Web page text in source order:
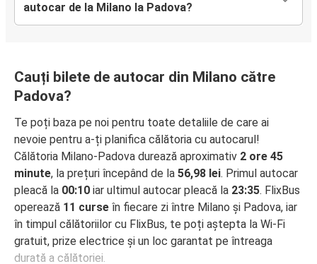
autocar de la Milano la Padova?
Cauți bilete de autocar din Milano către
Padova?
Te poți baza pe noi pentru toate detaliile de care ai
nevoie pentru a-ți planifica călătoria cu autocarul!
Călătoria Milano-Padova durează aproximativ 2 ore 45
minute, la prețuri începând de la 56,98 lei. Primul autocar
pleacă la 00:10 iar ultimul autocar pleacă la 23:35. FlixBus
operează 11 curse în fiecare zi între Milano și Padova, iar
în timpul călătoriilor cu FlixBus, te poți aștepta la Wi-Fi
gratuit, prize electrice și un loc garantat pe întreaga
durată a călătoriei.